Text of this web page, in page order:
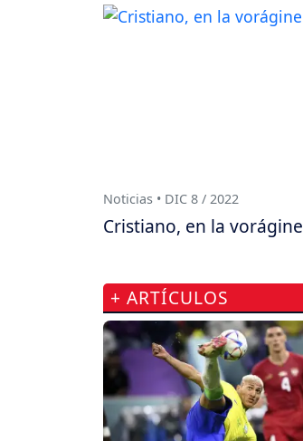
Noticias • DIC 8 / 2022
Cristiano, en la vorágine
+ ARTÍCULOS